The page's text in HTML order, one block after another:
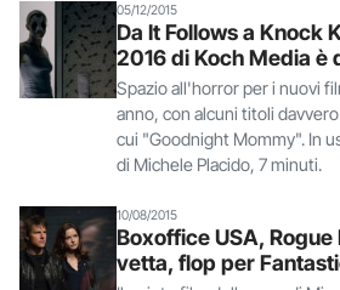
05/12/2015
Da It Follows a Knock
2016 di Koch Media è
Spazio all'horror per i nuovi
anno, con alcuni titoli
cui "Goodnight Mommy". In
di Michele Placido, 7 minuti.
10/08/2015
Boxoffice USA,
vetta, flop per